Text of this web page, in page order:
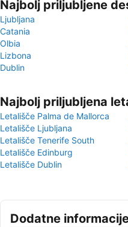
Najbolj priljubljene
Ljubljana
Catania
Olbia
Lizbona
Dublin
Najbolj priljubljena
Letališče Palma de Mallorca
Letališče Ljubljana
Letališče Tenerife South
Letališče Edinburg
Letališče Dublin
Dodatne